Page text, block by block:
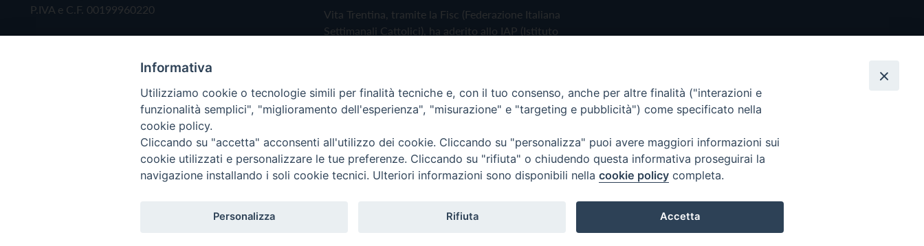
P.IVA e C.F. 00199960220
Vita Trentina, tramite la Fisc (Federazione Italiana
Settimanali Cattolici), ha aderito allo IAP (Istituto
Privacy Policy Cookie Policy
Copyright © 2019 - Tutti i diritti riservati - Vita Trentina Editrice
Informativa
Utilizziamo cookie o tecnologie simili per finalità tecniche e, con il tuo consenso, anche per altre finalità ("interazioni e
funzionalità semplici", "miglioramento dell'esperienza", "misurazione" e "targeting e pubblicità") come specificato nella
cookie policy.
Cliccando su "accetta" acconsenti all'utilizzo dei cookie. Cliccando su "personalizza" puoi avere maggiori informazioni sui
cookie utilizzati e personalizzare le tue preferenze. Cliccando su "rifiuta" o chiudendo questa informativa proseguirai la
navigazione installando i soli cookie tecnici. Ulteriori informazioni sono disponibili nella cookie policy completa.
Personalizza Rifiuta Accetta